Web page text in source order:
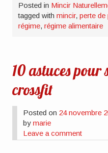
Posted in Mincir
tagged withmincir,perte de
régime,régime alimentaire
10 astuces
crossfit
Posted on 24 novembre
bymarie
Leave a comment